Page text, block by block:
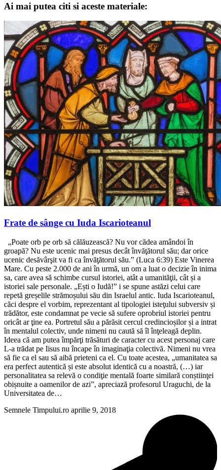
Ai mai putea citi si aceste materiale:
Frate de sânge cu Iuda Iscarioteanul
„Poate orb pe orb să călăuzească? Nu vor cădea amândoi în
groapă? Nu este ucenic mai presus decât învăţătorul său; dar orice
ucenic desăvârşit va fi ca învăţătorul său.” (Luca 6:39) Este Vinerea
Mare. Cu peste 2.000 de ani în urmă, un om a luat o decizie în inima
sa, care avea să schimbe cursul istoriei, atât a umanităţii, cât și a
istoriei sale personale. „Ești o Iudă!” i se spune astăzi celui care
repetă greșelile strămoșului său din Israelul antic. Iuda Iscarioteanul,
căci despre el vorbim, reprezentant al tipologiei isteţului subversiv și
trădător, este condamnat pe vecie să sufere oprobriul istoriei pentru
oricât ar ţine ea. Portretul său a părăsit cercul credincioșilor și a intrat
în mentalul colectiv, unde nimeni nu caută să îl înţeleagă deplin.
Ideea că am putea împărţi trăsături de caracter cu acest personaj care
L-a trădat pe Iisus nu încape în imaginaţia colectivă. Nimeni nu vrea
să fie ca el sau să aibă prieteni ca el. Cu toate acestea, „umanitatea sa
era perfect autentică și este absolut identică cu a noastră, (…) iar
personalitatea sa relevă o condiţie mentală foarte similară conștiinţei
obișnuite a oamenilor de azi”, apreciază profesorul Uraguchi, de la
Universitatea de…
Semnele Timpului.ro aprilie 9, 2018